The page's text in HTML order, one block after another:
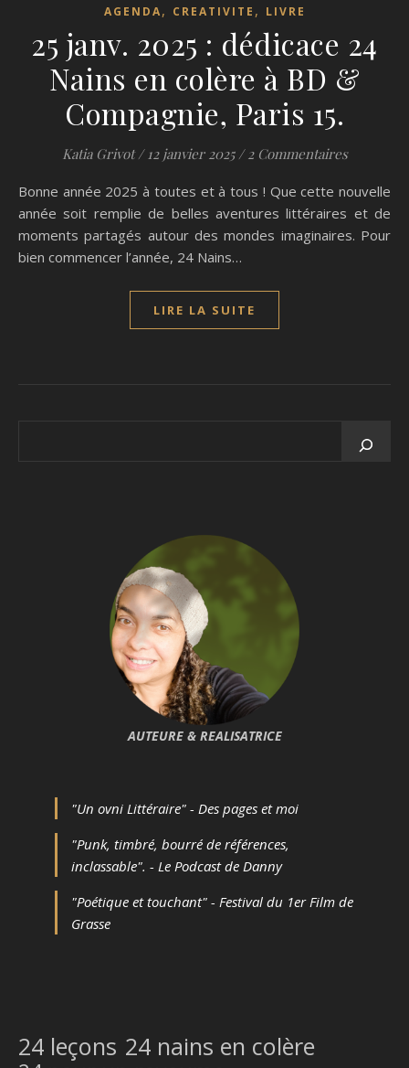
AGENDA, CREATIVITE , LIVRE
25 janv. 2025 : dédicace 24
Nains en colère à BD &
Compagnie, Paris 15.
Katia Grivot / 12 janvier 2025 / 2 Commentaires
Bonne année 2025 à toutes et à tous ! Que cette nouvelle
année soit remplie de belles aventures littéraires et de
moments partagés autour des mondes imaginaires. Pour
bien commencer l’année, 24 Nains…
LIRE LA SUITE
AUTEURE & REALISATRICE
"Un ovni Littéraire" - Des pages et moi
"Punk, timbré, bourré de références,
inclassable". - Le Podcast de Danny
"Poétique et touchant" - Festival du 1er Film de
Grasse
24 leçons 24 nains en colère